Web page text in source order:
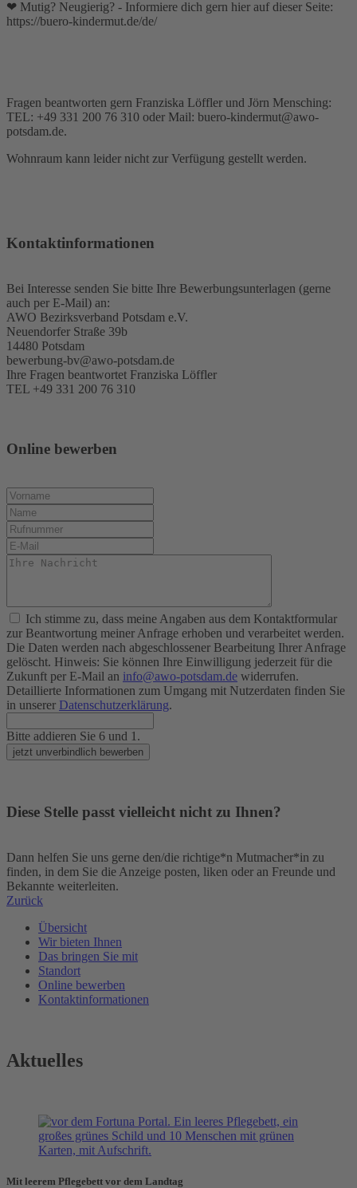
❤ Mutig? Neugierig? - Informiere dich gern hier auf dieser Seite:
https://buero-kindermut.de/de/
Fragen beantworten gern Franziska Löffler und Jörn Mensching:
TEL: +49 331 200 76 310 oder Mail: buero-kindermut@awo-
potsdam.de.
Wohnraum kann leider nicht zur Verfügung gestellt werden.
Kontaktinformationen
Bei Interesse senden Sie bitte Ihre Bewerbungsunterlagen (gerne
auch per E-Mail) an:
AWO Bezirksverband Potsdam e.V.
Neuendorfer Straße 39b
14480 Potsdam
bewerbung-bv@awo-potsdam.de
Ihre Fragen beantwortet Franziska Löffler
TEL +49 331 200 76 310
Online bewerben
Ich stimme zu, dass meine Angaben aus dem Kontaktformular
zur Beantwortung meiner Anfrage erhoben und verarbeitet werden.
Die Daten werden nach abgeschlossener Bearbeitung Ihrer Anfrage
gelöscht. Hinweis: Sie können Ihre Einwilligung jederzeit für die
Zukunft per E-Mail an info@awo-potsdam.de widerrufen.
Detaillierte Informationen zum Umgang mit Nutzerdaten finden Sie
in unserer Datenschutzerklärung.
Bitte addieren Sie 6 und 1.
jetzt unverbindlich bewerben
Diese Stelle passt vielleicht nicht zu Ihnen?
Dann helfen Sie uns gerne den/die richtige*n Mutmacher*in zu
finden, in dem Sie die Anzeige posten, liken oder an Freunde und
Bekannte weiterleiten.
Zurück
Übersicht
Wir bieten Ihnen
Das bringen Sie mit
Standort
Online bewerben
Kontaktinformationen
Aktuelles
Mit leerem Pflegebett vor dem Landtag